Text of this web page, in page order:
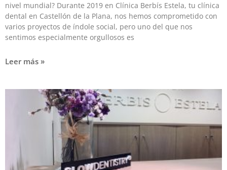
nivel mundial? Durante 2019 en Clínica Berbís Estela, tu clínica
dental en Castellón de la Plana, nos hemos comprometido con
varios proyectos de índole social, pero uno del que nos
sentimos especialmente orgullosos es
Leer más »